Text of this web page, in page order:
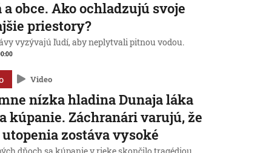
a obce. Ako ochladzujú svoje
priestory?
vyzývajú ľudí, aby neplytvali pitnou vodou.
Video
nízka hladina Dunaja láka
kúpanie. Záchranári varujú, že
zostáva vysoké